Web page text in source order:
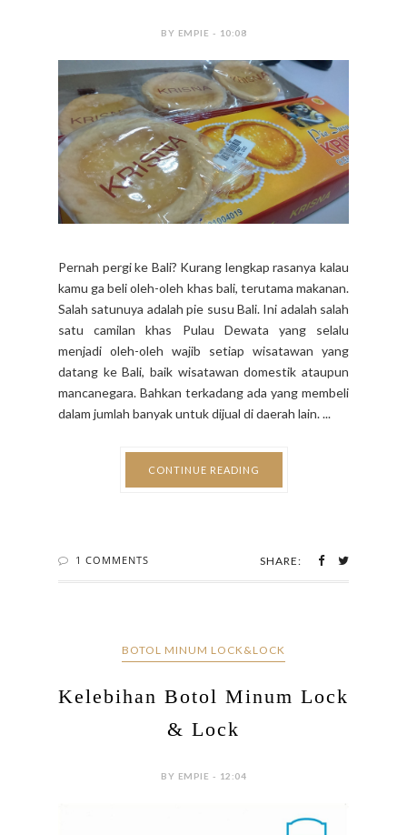
BY EMPIE - 10:08
Pernah pergi ke Bali? Kurang lengkap rasanya kalau
kamu ga beli oleh-oleh khas bali, terutama makanan.
Salah satunuya adalah pie susu Bali. Ini adalah salah
satu camilan khas Pulau Dewata yang selalu
menjadi oleh-oleh wajib setiap wisatawan yang
datang ke Bali, baik wisatawan domestik ataupun
mancanegara. Bahkan terkadang ada yang membeli
dalam jumlah banyak untuk dijual di daerah lain. ...
CONTINUE READING
1 COMMENTS SHARE:
BOTOL MINUM LOCK&LOCK
Kelebihan Botol Minum Lock
& Lock
BY EMPIE - 12:04